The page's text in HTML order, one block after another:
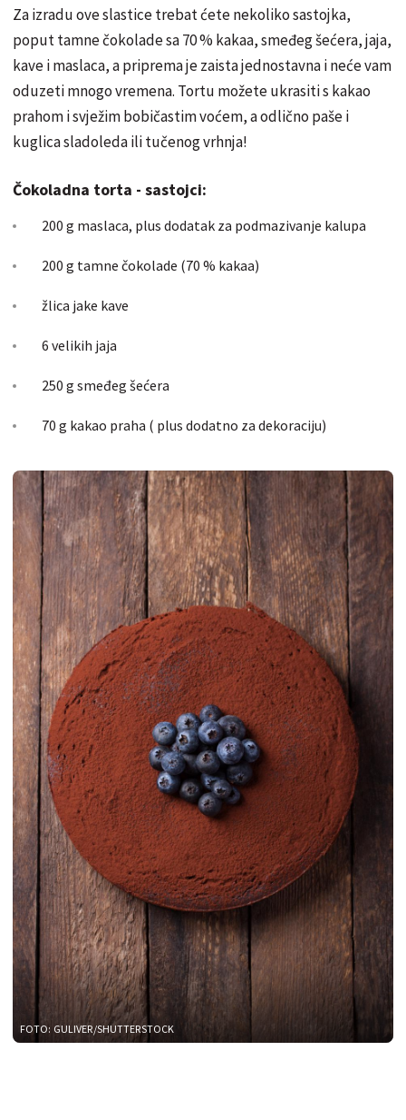
Za izradu ove slastice trebat ćete nekoliko sastojka,
poput tamne čokolade sa 70 % kakaa, smeđeg šećera, jaja,
kave i maslaca, a priprema je zaista jednostavna i neće vam
oduzeti mnogo vremena. Tortu možete ukrasiti s kakao
prahom i svježim bobičastim voćem, a odlično paše i
kuglica sladoleda ili tučenog vrhnja!
Čokoladna torta - sastojci:
200 g maslaca, plus dodatak za podmazivanje kalupa
200 g tamne čokolade (70 % kakaa)
žlica jake kave
6 velikih jaja
250 g smeđeg šećera
70 g kakao praha ( plus dodatno za dekoraciju)
FOTO: GULIVER/SHUTTERSTOCK